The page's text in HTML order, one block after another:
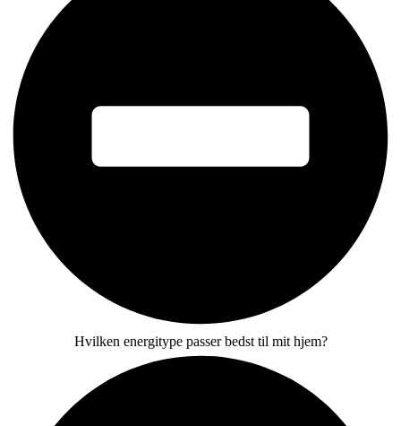
Hvilken energitype passer bedst til mit hjem?